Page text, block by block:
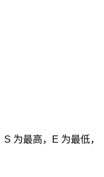
S 为最高， E 为最低，